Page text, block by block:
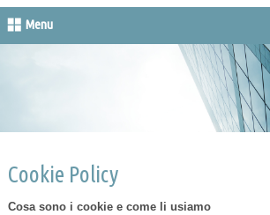
Menu
Cookie Policy
Cosa sono i cookie e come li usiamo